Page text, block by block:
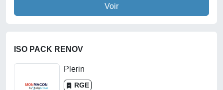
Voir
ISO PACK RENOV
Plerin
RGE